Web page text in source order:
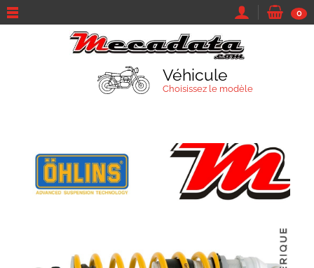
0
Véhicule
Choisissez le modèle
TROUVEZ VOTRE VÉHICULE
Parcourir tous les véhicules